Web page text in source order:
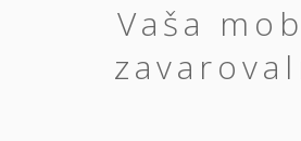
Vaša